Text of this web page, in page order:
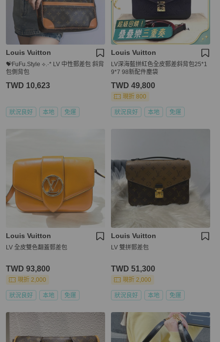
Louis Vuitton
💝FuFu.Style ⟡.·* LV 中性郵差包 斜背
包側背包
TWD 10,623
狀況良好 本地 免運
Louis Vuitton
LV深海藍拼紅色全皮郵差斜背包25*1
9*7 98新配件塵袋
TWD 49,800
現折 800
狀況良好 本地 免運
Louis Vuitton
LV 全皮雙色翻蓋郵差包
TWD 93,800
現折 2,000
狀況良好 本地 免運
Louis Vuitton
LV 雙拼郵差包
TWD 51,300
現折 2,000
狀況良好 本地 免運